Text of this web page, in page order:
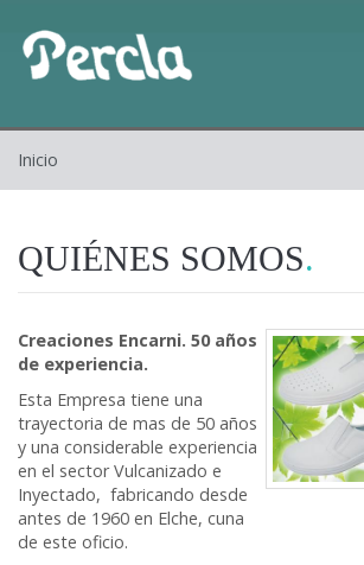
Inicio
QUIÉNES SOMOS
Creaciones Encarni. 50 años
de experiencia.
Esta Empresa tiene una
trayectoria de mas de 50 años
y una considerable experiencia
en el sector Vulcanizado e
Inyectado, fabricando desde
antes de 1960 en Elche, cuna
de este oficio.